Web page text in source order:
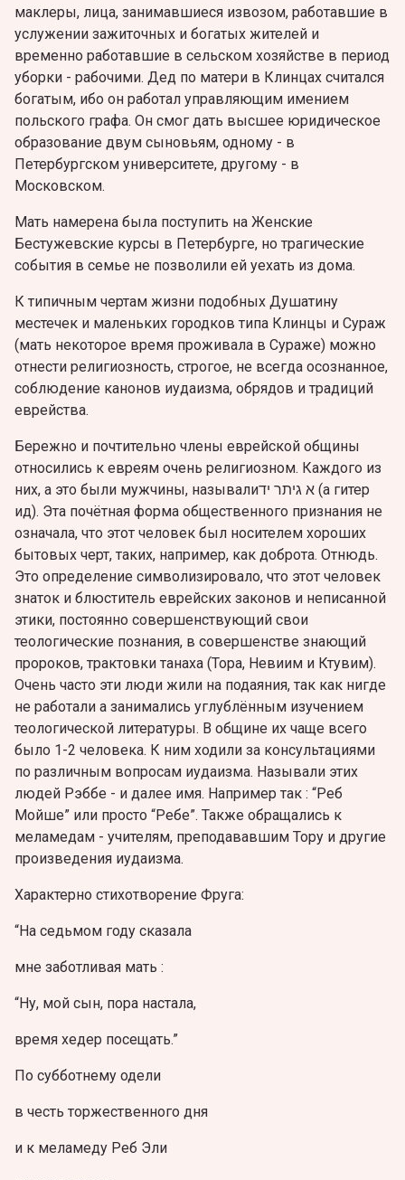
маклеры, лица, занимавшиеся извозом, работавшие в
услужении зажиточных и богатых жителей и
временно работавшие в сельском хозяйстве в период
уборки - рабочими. Дед по матери в Клинцах считался
богатым, ибо он работал управляющим имением
польского графа. Он смог дать высшее юридическое
образование двум сыновьям, одному - в
Петербургском университете, другому - в
Московском.
Мать намерена была поступить на Женские
Бестужевские курсы в Петербурге, но трагические
события в семье не позволили ей уехать из дома.
К типичным чертам жизни подобных Душатину
местечек и маленьких городков типа Клинцы и Сураж
(мать некоторое время проживала в Сураже) можно
отнести религиозность, строгое, не всегда осознанное,
соблюдение канонов иудаизма, обрядов и традиций
еврейства.
Бережно и почтительно члены еврейской общины
относились к евреям очень религиозном. Каждого из
них, а это были мужчины, называлиא גיתר יד (a гитер
ид). Эта почётная форма общественного признания не
означала, что этот человек был носителем хороших
бытовых черт, таких, например, как доброта. Отнюдь.
Это определение символизировало, что этот человек
знаток и блюститель еврейских законов и неписанной
этики, постоянно совершенствующий свои
теологические познания, в совершенстве знающий
пророков, трактовки танаха (Тора, Нeвиим и Ктувим).
Очень часто эти люди жили на подаяния, так как нигде
не работали а занимались углублённым изучением
теологической литературы. В общине их чаще всего
было 1-2 человека. К ним ходили за консультациями
по различным вопросам иудаизма. Называли этих
людей Рэббе - и далее имя. Например так : “Реб
Мойше” или просто “Ребе”. Также обращались к
меламедам - учителям, преподававшим Тору и другие
произведения иудаизма.
Характерно стихотворение Фруга:
“На седьмом году сказала
мне заботливая мать :
“Ну, мой сын, пора настала,
время хедер посещать.”
По субботнему одели
в честь торжественного дня
и к меламеду Реб Эли